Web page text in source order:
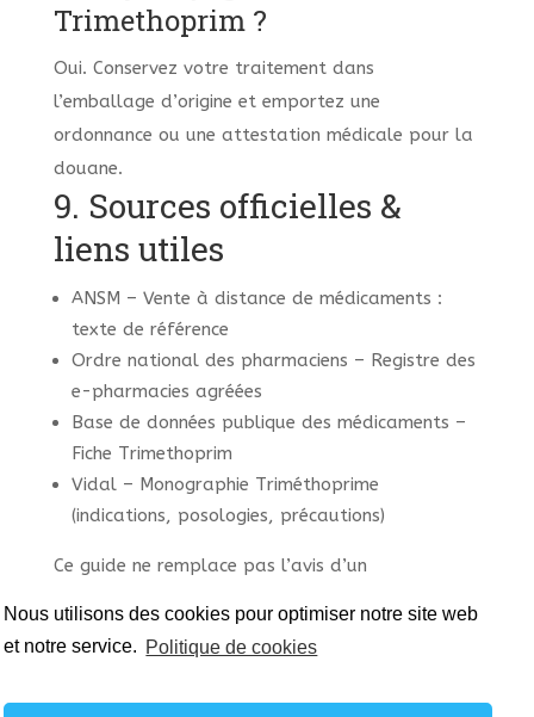
Nous utilisons des cookies pour optimiser notre site web
et notre service. Politique de cookies
Trimethoprim ?
Oui. Conservez votre traitement dans
l’emballage d’origine et emportez une
ordonnance ou une attestation médicale pour la
douane.
9. Sources officielles &
liens utiles
ANSM – Vente à distance de médicaments :
texte de référence
Ordre national des pharmaciens – Registre des
e-pharmacies agréées
Base de données publique des médicaments –
Fiche Trimethoprim
Vidal – Monographie Triméthoprime
(indications, posologies, précautions)
Ce guide ne remplace pas l’avis d’un